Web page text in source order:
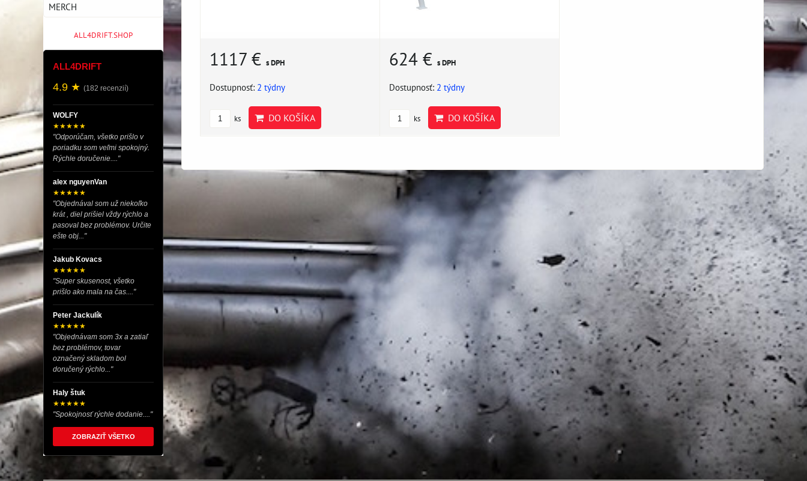
1117 € s DPH
Dostupnosť: 2 týdny
ks DO KOŠÍKA
624 € s DPH
Dostupnosť: 2 týdny
ks DO KOŠÍKA
MERCH
ALL4DRIFT.SHOP
ALL4DRIFT
4.9 ★ (182 recenzií)
WOLFY
★★★★★
"Odporúčam, všetko prišlo v
poriadku som veľmi spokojný.
Rýchle doručenie...."
alex nguyenVan
★★★★★
"Objednával som už niekoľko
krát , diel prišiel vždy rýchlo a
pasoval bez problémov. Určite
ešte obj..."
Jakub Kovacs
★★★★★
"Super skusenost, všetko
prišlo ako mala na čas...."
Peter Jackulík
★★★★★
"Objednávam som 3x a zatiaľ
bez problémov, tovar
označený skladom bol
doručený rýchlo..."
Haly štuk
★★★★★
"Spokojnosť rýchle dodanie...."
ZOBRAZIŤ VŠETKO